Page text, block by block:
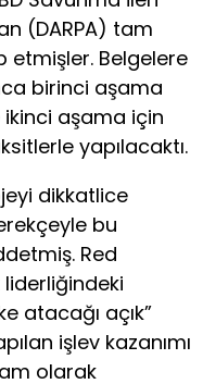
(DARPA) tam
etmişler. Belgelere
birinci aşama
ikinci aşama için
yapılacaktı.
dikkatlice
bu
Red
liderliğindeki
atacağı açık”
işlev kazanımı
olarak